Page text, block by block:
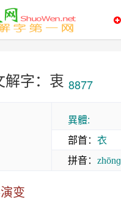
解字：衷 8877
異體:
部首： 衣
拼音： zhōnɡ
变